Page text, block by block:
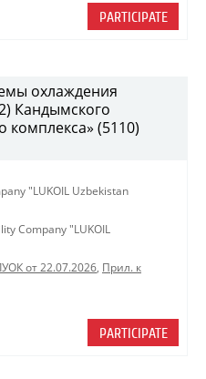
PARTICIPATE
охлаждения
Кандымского
комплекса» (5110)
"LUKOIL Uzbekistan
Company "LUKOIL
от 22.07.2026, Прил. к
PARTICIPATE